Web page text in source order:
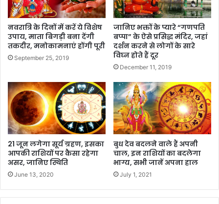
नवरात्रि के दिनों में करें ये विशेष
उपाय, माता बिगड़ी बना देंगी
तकदीर, मनोकामनाएं होंगी पूरी
September 25, 2019
जानिए भक्तों के प्यारे “गणपति
बप्पा” के ऐसे प्रसिद्ध मंदिर, जहां
दर्शन करने से लोगों के सारे
विघ्न होते हैं दूर
December 11, 2019
21 जून लगेगा सूर्य ग्रहण, इसका
आपकी राशियों पर कैसा रहेगा
असर, जानिए स्थिति
June 13, 2020
बुध देव बदलने वाले हैं अपनी
चाल, इन राशियों का बदलेगा
भाग्य, सभी जानें अपना हाल
July 1, 2021